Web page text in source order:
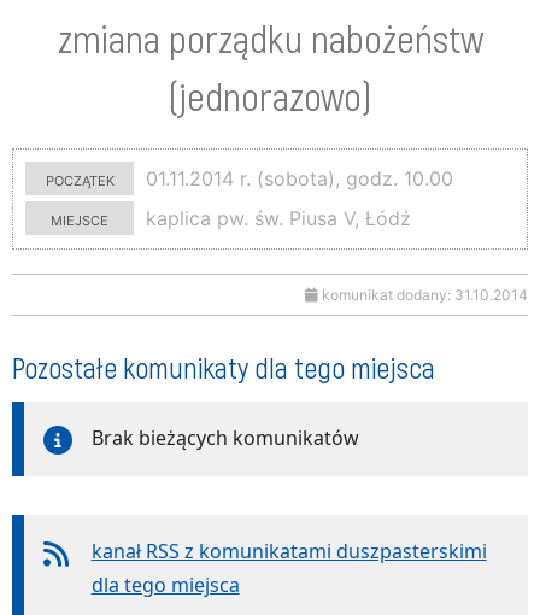
zmiana porządku nabożeństw
(jednorazowo)
początek
01.11.2014 r. (sobota), godz. 10.00
miejsce
kaplica pw. św. Piusa V, Łódź
komunikat dodany: 31.10.2014
Pozostałe komunikaty dla tego miejsca
Brak bieżących komunikatów
kanał RSS z komunikatami duszpasterskimi
dla tego miejsca